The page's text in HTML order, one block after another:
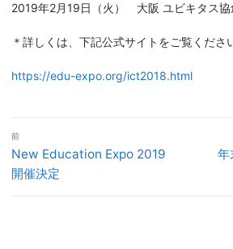
2019年2月19日（火） 大阪 ユビキタス協
＊詳しくは、下記公式サイトをご覧くださ
https://edu-expo.org/ict2018.html
稿
ナ
前
前
の
New Education Expo 2019
開催決定
次
年